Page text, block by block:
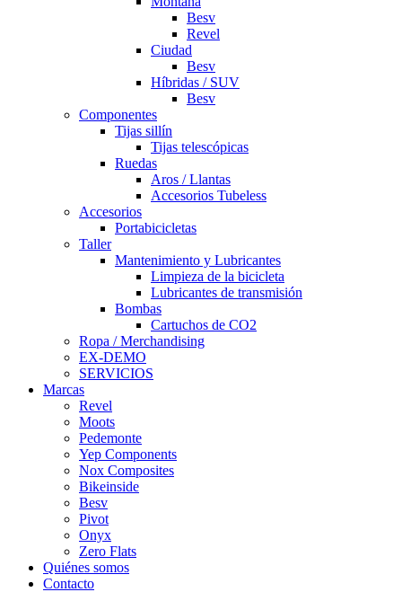
Besv
Revel
Ciudad
Besv
Híbridas / SUV
Besv
Componentes
Tijas sillín
Tijas telescópicas
Ruedas
Aros / Llantas
Accesorios Tubeless
Accesorios
Portabicicletas
Taller
Mantenimiento y Lubricantes
Limpieza de la bicicleta
Lubricantes de transmisión
Bombas
Cartuchos de CO2
Ropa / Merchandising
EX-DEMO
SERVICIOS
Marcas
Revel
Moots
Pedemonte
Yep Components
Nox Composites
Bikeinside
Besv
Pivot
Onyx
Zero Flats
Quiénes somos
Contacto